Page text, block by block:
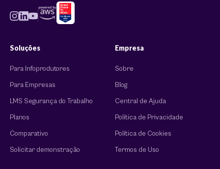
Soluções
Para Infoprodutores
Para Empresas
LMS Segurança do Trabalho
Planos
Comparativo
Solicitar demonstração
Empresa
Sobre
Blog
Central de Ajuda
Política de Privacidade
Política de Cookies
Termos de Uso